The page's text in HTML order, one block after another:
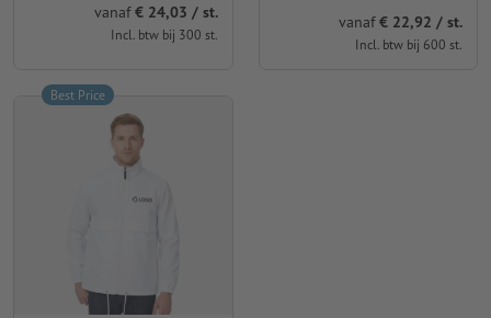
vanaf€ 24,03 / st.
Incl. btw bij 300 st.
vanaf€ 22,92 / st.
Incl. btw bij 600 st.
Best Price